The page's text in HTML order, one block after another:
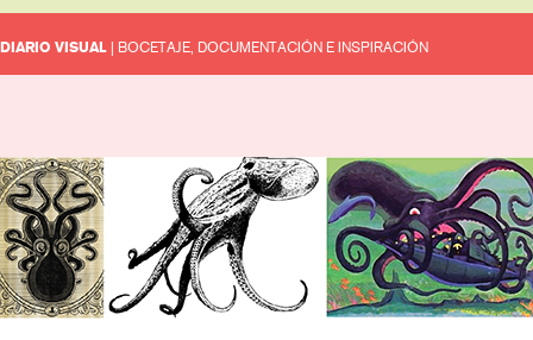
DIARIO VISUAL | BOCETAJE, DOCUMENTACIÓN E INSPIRACIÓN